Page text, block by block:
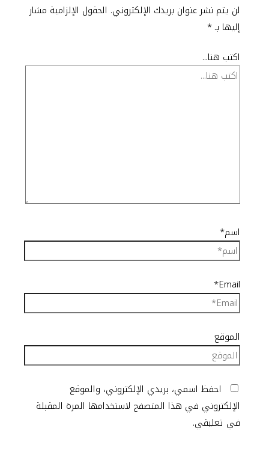
لن يتم نشر عنوان بريدك الإلكتروني. الحقول الإلزامية مشار
إليها بـ*
اكتب هنا...
اسم*
Email*
الموقع
احفظ اسمي، بريدي الإلكتروني، والموقع
الإلكتروني في هذا المتصفح لاستخدامها المرة المقبلة
في تعليقي.